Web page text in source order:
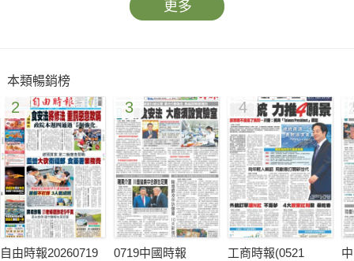
更多
本類暢銷榜
2
自由時報20260719
3
0719中國時報
4
工商時報(0521